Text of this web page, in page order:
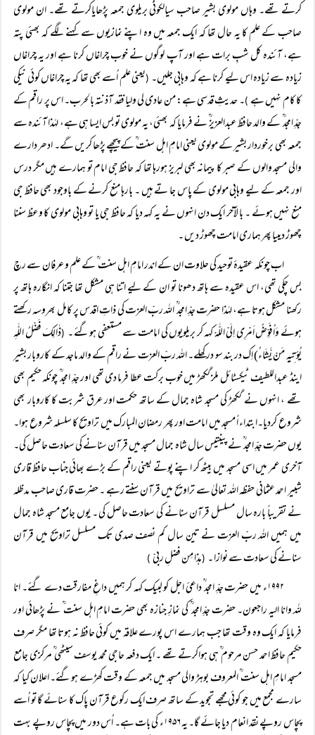
کرتے تھے۔ وہاں مولوی بشیر صاحب سیالکوٹی بریلوی جمعہ پڑھایاکرتے تھے۔ ان مولوی
صاحب کے علم کا یہ حال تھا کہ ایک جمعہ میں وہ اپنے نمازیوں سے کہنے لگے کہ بھئی پتہ
ہے، آئندہ کل شبِ برات ہے اور آپ لوگوں نے خوب چراغاں کرنا ہے اور یہ چراغاں
زیادہ سے زیادہ اس لیے کرنا ہے کہ وہابی جلیں۔ (یعنی علم اُسے بھی تھا کہ یہ چراغاں کوئی نیکی
کا کام نہیں ہے )۔ حدیثِ قدسی ہے: من عادی لی ولیا فقد آذنتہ بالحرب۔ اس پر راقم کے
جدِّ امجد ؒ کے والد حافظ عبدالعزیز ؒ نے فرمایا کہ بھئی، یہ مولوی تو بس ایسا ہی ہے، لہٰذا آئندہ سے
جمعہ بھی برخوردار بشیر کے مولوی یعنی امامِ اہل سنت ؒ کے پیچھے پڑھا کریں گے۔ ادھر دارے
والی مسجد والوں کے صبر کا پیمانہ بھی لبریز ہورہا تھا کہ حافظ جی امام تو ہمارے ہیں مگر درس
اور جمعہ کے لیے وہابی مولوی کے پاس جا تے ہیں ۔ بارہا منع کرنے کے باوجود بھی حافظ جی
منع نہیں ہوئے ۔ با لآخر ایک دن انہوں نے یہ کہہ دیا کہ حافظ جی یا تو وہابی مولوی کا وعظ سننا
چھوڑ دیںیا پھر ہماری امامت چھوڑ دیں ۔
اب چونکہ عقیدۂ توحید کی حلاوت ان کے اندر امامِ اہل سنت ؒ کے علم و عرفان سے رچ
بس چکی تھی، اس عقیدہ سے ہاتھ دھونا تو ان کے لیے اتنا ہی مشکل تھا جتنا کہ انگارہ ہاتھ پر
رکھنا مشکل ہوتا ہے، لہٰذا حضرت جدِّ امجد ؒ اللہ ربّ العزت کی ذاتِ اقدس پر کامل بھروسہ رکھتے
ہوئے وَاُفَوِّضُ اَمْرِی اِلَیْ اللّٰہْ کہہ کر بریلویوں کی امامت سے مستعفی ہوگئے ۔ (ذٰالِکَ فَضْلُ اللّٰہِ
یُؤ تِیہِ مَنْ یَّشَاءُ) اِک در بند سو در کھلے۔ اللہ ربّ العزت نے راقم کے والد ماجد کے کاروبار بشیر
اینڈ عبداللطیف ٹیکسٹائل ملز گکھڑ میں خوب برکت عطا فرما دی تھی اور جدِّ امجد ؒ چونکہ حکیم بھی
تھے ، انہوں نے گکھڑ کی مسجد شاہ جمال کے ساتھ حکمت اور عرق شربت کا کاروبار بھی
شروع کردیا۔ابتداء اً مسجد میں امامت اور پھر رمضان المبارک میں تراویح کا سلسلہ شروع ہوا۔
یوں حضرت جدِّ امجد ؒ نے پینتیس سال شاہ جمال مسجد میں قرآن سنانے کی سعادت حاصل کی۔
آخری عمر میں اسی مسجد میں بیٹھ کر اپنے پوتے یعنی راقم کے بڑے بھائی جناب حافظ قاری
شبیر احمد عثمانی حفظہ اللہ تعالیٰ سے تراویح میں قرآن سنتے رہے ۔ حضرت قاری صاحب مدظلہ
نے تقریباً بارہ سال مسلسل قرآن سنانے کی سعادت حاصل کی ۔ یوں جامع مسجد شاہ جمال
میں ہمیں اللہ ربّ العزت نے تین سال کم نصف صدی تک مسلسل تراویح میں قرآن
سنانے کی سعادت سے نوازا ۔ (ہذا مِن فضلِ ربیّ )
۱۹۹۲ء میں حضرت جدِّ امجد ؒ داعئ اجل کو لبیک کہہ کر ہمیں داغِ مفارقت دے گئے۔ انا
للہ وانا الیہ راجعون۔ حضرت جدِّ امجد ؒ کی نمازِ جنازہ بھی حضرت امامِ اہل سنت ؒ نے پڑھائی اور
فرمایا کہ ایک وہ وقت تھا جب ہمارے اس پورے علاقہ میں کوئی حافظ نہ ہوتا تھا مگر صرف
حکیم حافظ احمد حسن مرحوم ؒ ہی ہواکرتے تھے ۔ ایک دفعہ حاجی محمد یوسف سیٹھی ؒ مرکزی جامع
مسجد امامِ اہل سنت ؒ المعروف بوہڑ والی مسجد میں جمعہ کے وقت کھڑے ہوگئے۔ اعلان کیا کہ
سارے مجمع میں جو کوئی مجھے تجوید کے ساتھ صرف ایک رکوع قرآن پاک کا سنائے گا تو اُسے
پچاس روپے نقد انعام دیا جائے گا۔ یہ ۱۹۵۶ء کی بات ہے۔ اُس دور میں پچاس روپے بہت